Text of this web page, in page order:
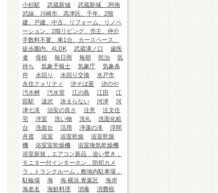
小杉駅
武蔵新城
武蔵新城、JR南
武線、川崎市、高津区、千年、2階
建、戸建、中古、リフォーム、リノベ
ーション、2階リビング、売主、仲介
手数料不要、車1台、カースペース、
徒歩圏内、4LDK
武蔵溝ノ口
歯医
者
母校 毎日雨 毎朝 民泊
気
持ち
気象予報士 気象庁
気象条
件
水回り 水回り交換
水戸市
永住クォリティ
汐そば屋
汐のや
汚水桝
汚水管 江の島 江田
江
田駅
汲沢 決まらない 河津
河
津七滝
治安の良さ 注意
注文住
宅
洋室 洗い物 洗礼
洗面化粧
台
洗面台 活用 浄蓮の滝
浮間
舟渡
浴室 浴室乾燥
浴室乾燥
機
浴室室乾燥機
浴室換気乾燥機
浴室新規，エアコン新品，追い焚き，
モニター付インターホン，防犯カメ
ラ，トランクルーム，敷地内駐車場，
駐輪場
海 海.横浜.青葉区
海岸
海老名
海鮮料理 消毒
消費税